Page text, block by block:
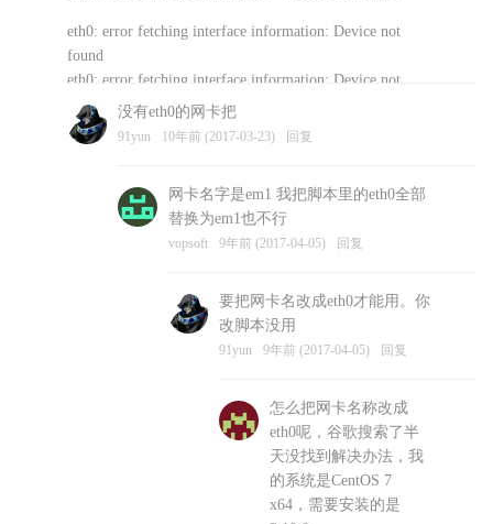
eth0: error fetching interface information: Device not
found
eth0: error fetching interface information: Device not
found
vopsoft 10年前 (2017-03-23) 回复
没有eth0的网卡把
91yun 10年前 (2017-03-23) 回复
网卡名字是em1 我把脚本里的eth0全部
替换为em1也不行
vopsoft 9年前 (2017-04-05) 回复
要把网卡名改成eth0才能用。你
改脚本没用
91yun 9年前 (2017-04-05) 回复
怎么把网卡名称改成
eth0呢，谷歌搜索了半
天没找到解决办法，我
的系统是CentOS 7
x64，需要安装的是